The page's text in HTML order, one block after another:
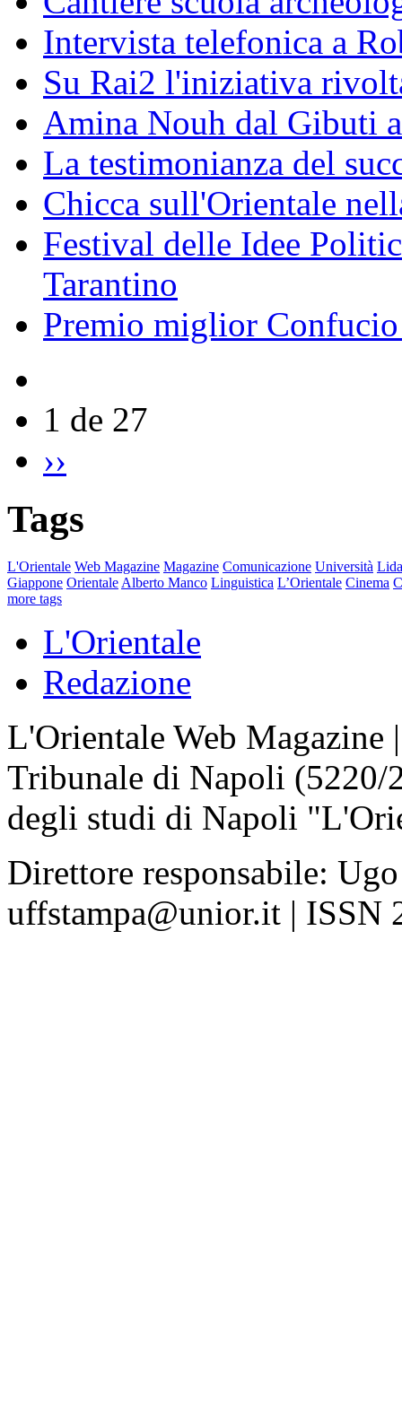
Intervista telefonica a
Su Rai2 l'iniziativa
Amina Nouh dal Gibuti
La testimonianza del
Chicca sull'Orientale
Festival delle Idee
Tarantino
Premio miglior
1 de 27
››
Tags
L'Orientale Web Magazine Magazine Comunicazione Università
Giappone Orientale Alberto Manco Linguistica L’Orientale Cinema
more tags
L'Orientale
Redazione
L'Orientale Web Magazine
Tribunale di Napoli
degli studi di Napoli
Direttore responsabile:
uffstampa@unior.it | ISSN